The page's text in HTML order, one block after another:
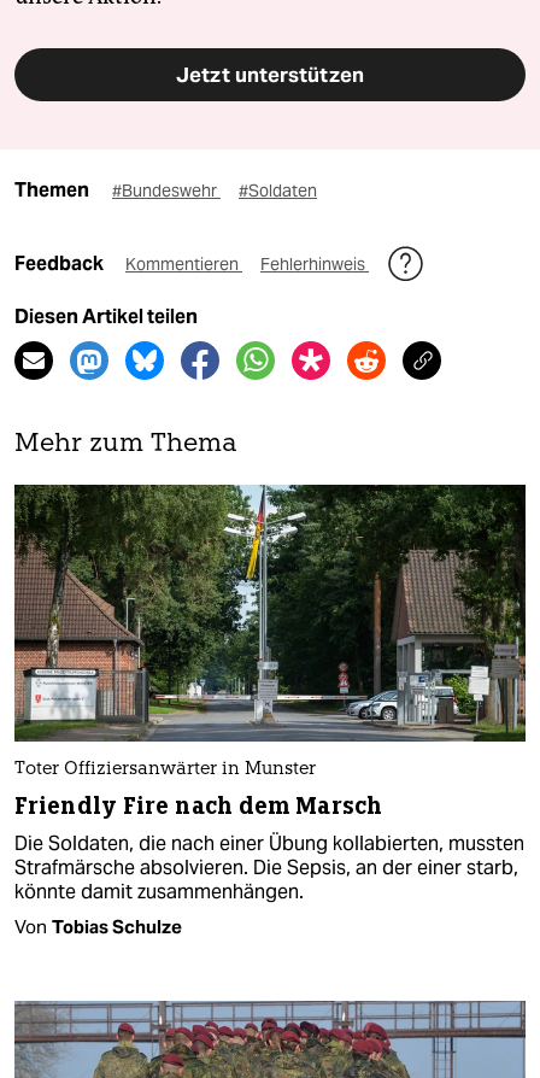
Jetzt unterstützen
Themen #Bundeswehr #Soldaten
Feedback Kommentieren Fehlerhinweis
Diesen Artikel teilen
Mehr zum Thema
Toter Offiziersanwärter in Munster
Friendly Fire nach dem Marsch
Die Soldaten, die nach einer Übung kollabierten, mussten
Strafmärsche absolvieren. Die Sepsis, an der einer starb,
könnte damit zusammenhängen.
Von Tobias Schulze